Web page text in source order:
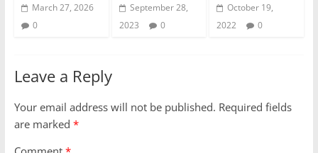
March 27, 2026
0
September 28,
2023
0
October 19,
2022
0
Leave a Reply
Your email address will not be published. Required fields
are marked *